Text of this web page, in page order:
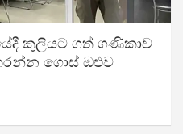
කුලියට ගත් ගණිකාව
ගොස් ඔළුව